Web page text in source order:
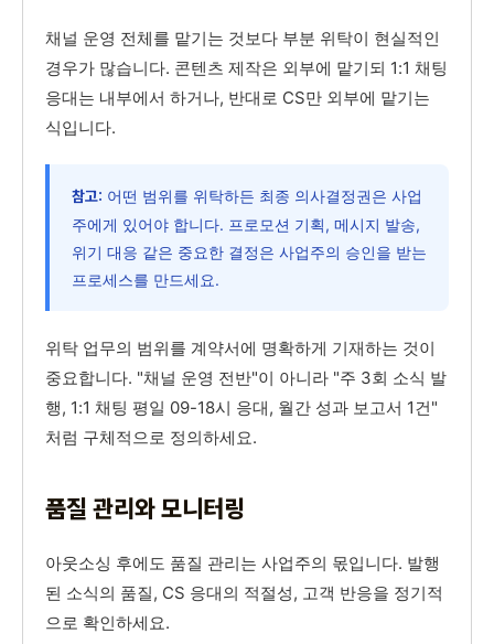
채널 운영 전체를 맡기는 것보다 부분 위탁이 현실적인
경우가 많습니다. 콘텐츠 제작은 외부에 맡기되 1:1 채팅
응대는 내부에서 하거나, 반대로 CS만 외부에 맡기는
식입니다.
참고: 어떤 범위를 위탁하든 최종 의사결정권은 사업
주에게 있어야 합니다. 프로모션 기획, 메시지 발송,
위기 대응 같은 중요한 결정은 사업주의 승인을 받는
프로세스를 만드세요.
위탁 업무의 범위를 계약서에 명확하게 기재하는 것이
중요합니다. "채널 운영 전반"이 아니라 "주 3회 소식 발
행, 1:1 채팅 평일 09-18시 응대, 월간 성과 보고서 1건"
처럼 구체적으로 정의하세요.
품질 관리와 모니터링
아웃소싱 후에도 품질 관리는 사업주의 몫입니다. 발행
된 소식의 품질, CS 응대의 적절성, 고객 반응을 정기적
으로 확인하세요.